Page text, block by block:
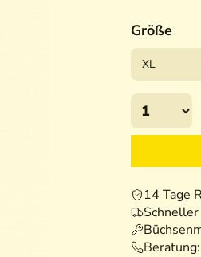
Größe
14 Tage
Beratung: